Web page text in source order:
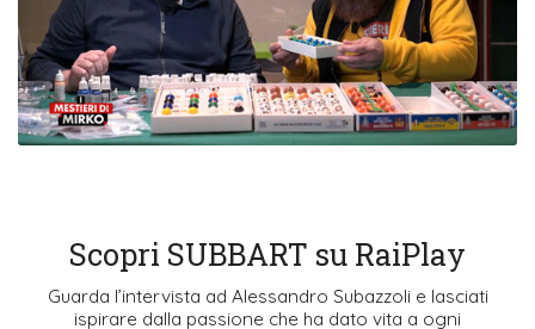
Scopri SUBBART su RaiPlay
Guarda l’intervista ad Alessandro Subazzoli e lasciati
ispirare dalla passione che ha dato vita a ogni